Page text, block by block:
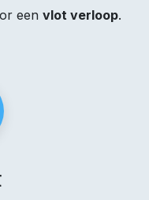
een vlot verloop.